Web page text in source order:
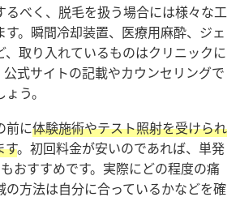
るべく、脱毛を扱う場合には様々な工
。瞬間冷却装置、医療用麻酔、ジェ
、取り入れているものはクリニックに
公式サイトの記載やカウンセリングで
う。
前に体験施術やテスト照射を受けられ
す。初回料金が安いのであれば、単発
おすすめです。実際にどの程度の痛
の方法は自分に合っているかなどを確